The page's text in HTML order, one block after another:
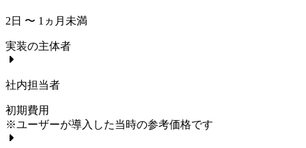
2日 〜 1ヵ月未満
実装の主体者
社内担当者
初期費用
※ユーザーが導入した当時の参考価格です